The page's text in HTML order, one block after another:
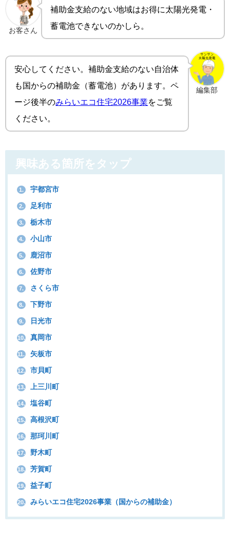
お客さん
補助金支給のない地域はお得に太陽光発電・
蓄電池できないのかしら。
編集部
安心してください。補助金支給のない自治体
も国からの補助金（蓄電池）があります。ペ
ージ後半のみらいエコ住宅2026事業をご覧
ください。
興味ある箇所をタップ
1. 宇都宮市
2. 足利市
3. 栃木市
4. 小山市
5. 鹿沼市
6. 佐野市
7. さくら市
8. 下野市
9. 日光市
10. 真岡市
11. 矢板市
12. 市貝町
13. 上三川町
14. 塩谷町
15. 高根沢町
16. 那珂川町
17. 野木町
18. 芳賀町
19. 益子町
20. みらいエコ住宅2026事業（国からの補助金）